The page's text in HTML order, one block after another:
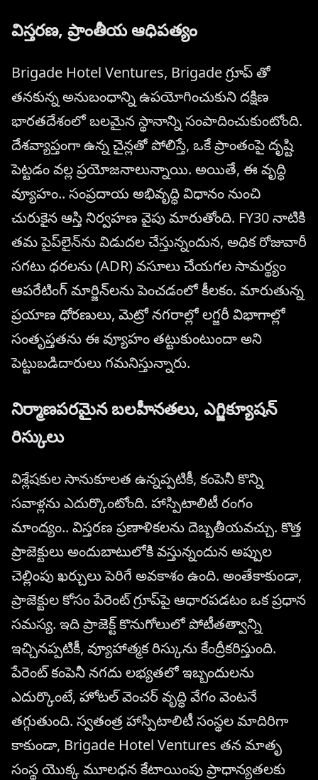
విస్తరణ, ప్రాంతీయ ఆధిపత్యం
Brigade Hotel Ventures, Brigade గ్రూప్ తో
తనకున్న అనుబంధాన్ని ఉపయోగించుకుని దక్షిణ
భారతదేశంలో బలమైన స్థానాన్ని సంపాదించుకుంటోంది.
దేశవ్యాప్తంగా ఉన్న చైన్లతో పోలిస్తే, ఒకే ప్రాంతంపై దృష్టి
పెట్టడం వల్ల ప్రయోజనాలున్నాయి. అయితే, ఈ వృద్ధి
వ్యూహం.. సంప్రదాయ అభివృద్ధి విధానం నుంచి
చురుకైన ఆస్తి నిర్వహణ వైపు మారుతోంది. FY30 నాటికి
తమ పైప్‌లైన్‌ను విడుదల చేస్తున్నందున, అధిక రోజువారీ
సగటు ధరలను (ADR) వసూలు చేయగల సామర్థ్యం
ఆపరేటింగ్ మార్జిన్‌లను పెంచడంలో కీలకం. మారుతున్న
ప్రయాణ ధోరణులు, మెట్రో నగరాల్లో లగ్జరీ విభాగాల్లో
సంతృప్తతను ఈ వ్యూహం తట్టుకుంటుందా అని
పెట్టుబడిదారులు గమనిస్తున్నారు.
నిర్మాణపరమైన బలహీనతలు, ఎగ్జిక్యూషన్
రిస్కులు
విశ్లేషకుల సానుకూలత ఉన్నప్పటికీ, కంపెనీ కొన్ని
సవాళ్లను ఎదుర్కొంటోంది. హాస్పిటాలిటీ రంగం
మాంద్యం.. విస్తరణ ప్రణాళికలను దెబ్బతీయవచ్చు. కొత్త
ప్రాజెక్టులు అందుబాటులోకి వస్తున్నందున అప్పుల
చెల్లింపు ఖర్చులు పెరిగే అవకాశం ఉంది. అంతేకాకుండా,
ప్రాజెక్టుల కోసం పేరెంట్ గ్రూప్‌పై ఆధారపడటం ఒక ప్రధాన
సమస్య. ఇది ప్రాజెక్ట్ కొనుగోలులో పోటీతత్వాన్ని
ఇచ్చినప్పటికీ, వ్యూహాత్మక రిస్కును కేంద్రీకరిస్తుంది.
పేరెంట్ కంపెనీ నగదు లభ్యతలో ఇబ్బందులను
ఎదుర్కొంటే, హోటల్ వెంచర్ వృద్ధి వేగం వెంటనే
తగ్గుతుంది. స్వతంత్ర హాస్పిటాలిటీ సంస్థల మాదిరిగా
కాకుండా, Brigade Hotel Ventures తన మాతృ
సంస్థ యొక్క మూలధన కేటాయింపు ప్రాధాన్యతలకు